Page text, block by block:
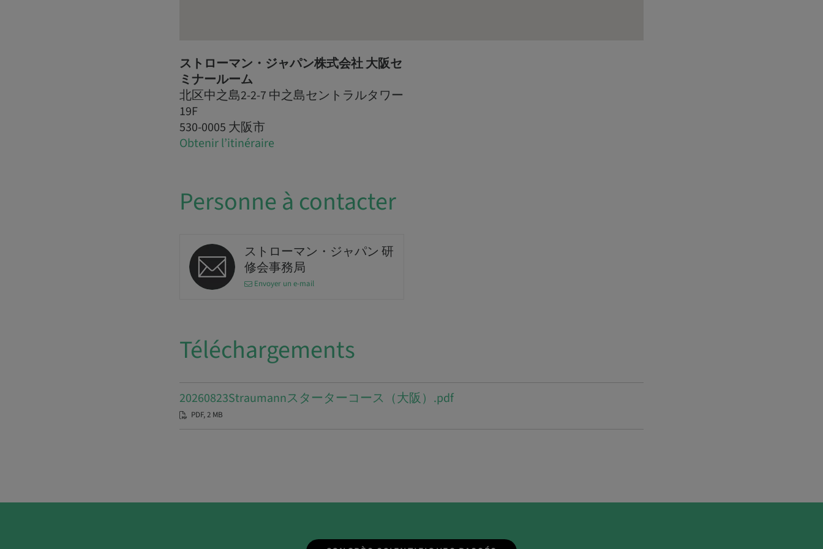
ストローマン・ジャパン株式会社 大阪セ
ミナールーム
北区中之島2-2-7 中之島セントラルタワー
19F
530-0005 大阪市
Obtenir l’itinéraire
Personne à contacter
ストローマン・ジャパン 研
修会事務局
Envoyer un e-mail
Téléchargements
20260823Straumannスターターコース（大阪）.pdf
PDF, 2 MB